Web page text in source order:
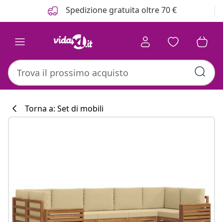
Spedizione gratuita oltre 70 €
Torna a: Set di mobili